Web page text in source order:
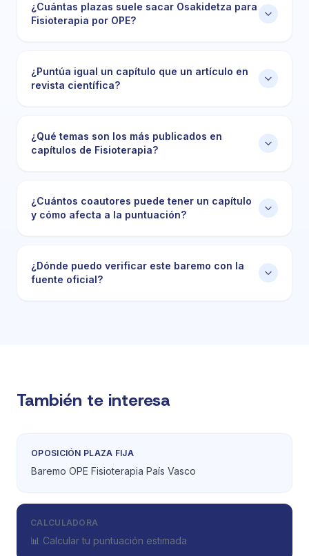
¿Cuántas plazas suele sacar Osakidetza para
Fisioterapia por OPE?
¿Puntúa igual un capítulo que un artículo en
revista científica?
¿Qué temas son los más publicados en
capítulos de Fisioterapia?
¿Cuántos coautores puede tener un capítulo
y cómo afecta a la puntuación?
¿Dónde puedo verificar este baremo con la
fuente oficial?
También te interesa
OPOSICIÓN PLAZA FIJA
Baremo OPE Fisioterapia País Vasco
CALCULADORA
📊 Calcular tu puntuación estimada